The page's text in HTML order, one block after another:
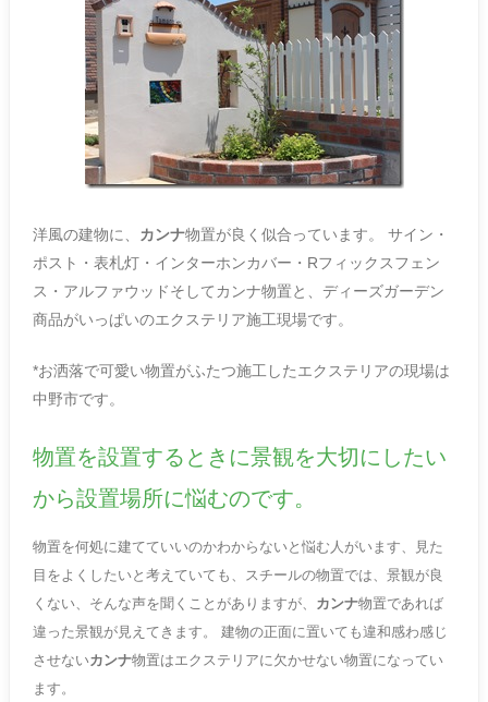
洋風の建物に、 カンナ物置が良く似合っています。 サイン・
ポスト・表札灯・インターホンカバー・Rフィックスフェン
ス・アルファウッドそしてカンナ物置と、ディーズガーデン
商品がいっぱいのエクステリア施工現場です。
*お洒落で可愛い物置がふたつ施工したエクステリアの現場は
中野市です。
物置を設置するときに景観を大切にしたい
から設置場所に悩むのです。
物置を何処に建てていいのかわからないと悩む人がいます、見た
目をよくしたいと考えていても、スチールの物置では、景観が良
くない、そんな声を聞くことがありますが、 カンナ物置であれば
違った景観が見えてきます。 建物の正面に置いても違和感わ感じ
させないカンナ物置はエクステリアに欠かせない物置になってい
ます。